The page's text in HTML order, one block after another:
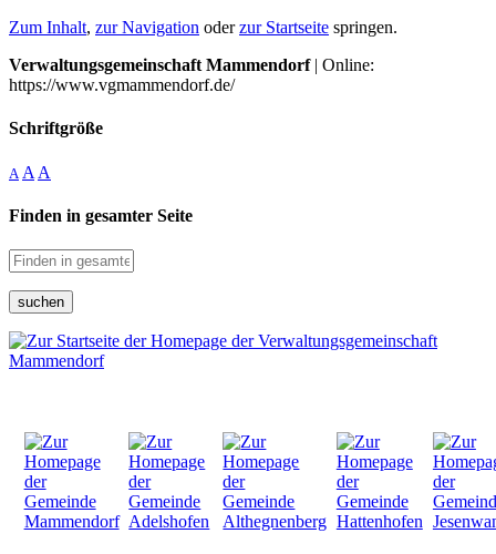
Zum Inhalt, zur Navigation oderzur Startseite springen.
Verwaltungsgemeinschaft Mammendorf| Online:
https://www.vgmammendorf.de/
Schriftgröße
A A A
Finden in gesamter Seite
suchen